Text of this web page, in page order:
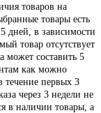
товаров на
товары есть
дней, в зависимости
товар отсутствует
может составить 5
как можно
течение первых 3
через 3 недели не
в наличии товары, а